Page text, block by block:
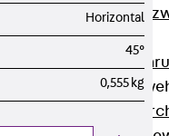
Bewehrung
Horizontal
45°
0,555 kg